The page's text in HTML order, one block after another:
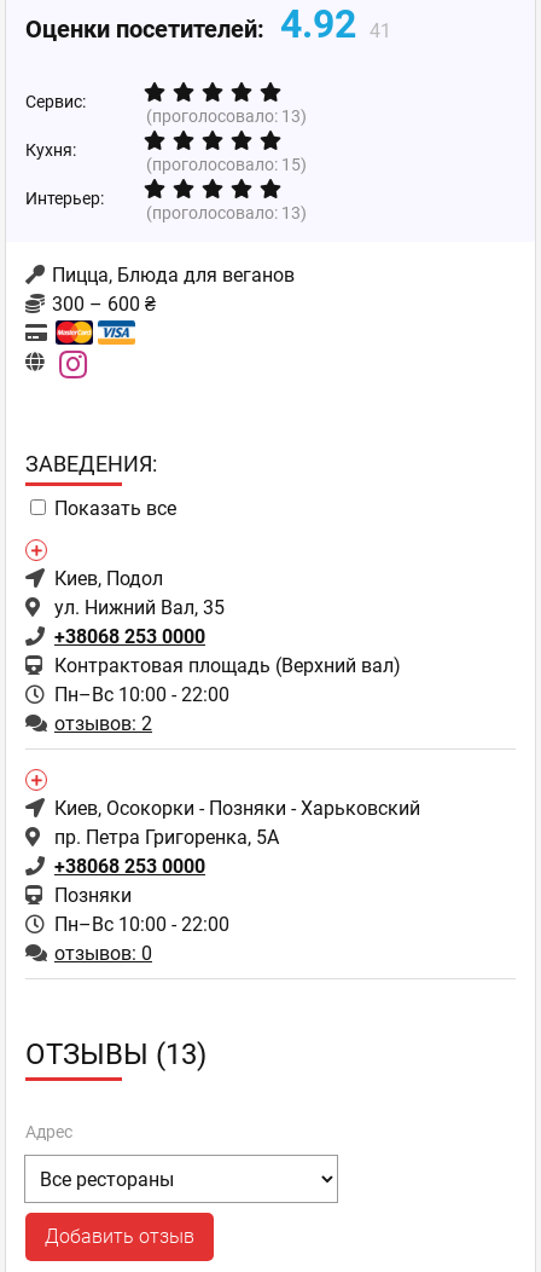
Оценки посетителей: 4.92 41
Сервис:
(проголосовало: 13)
Кухня:
(проголосовало: 15)
Интерьер:
(проголосовало: 13)
Пицца, Блюда для веганов
300 – 600 ₴
ЗAВЕДЕНИЯ:
Показать все
Киев, Подол
ул. Нижний Вал, 35
+38068 253 0000
Контрактовая площадь (Верхний вал)
Пн–Вс 10:00 - 22:00
отзывов: 2
Киев, Осокорки - Позняки - Харьковский
пр. Петра Григоренка, 5А
+38068 253 0000
Позняки
Пн–Вс 10:00 - 22:00
отзывов: 0
ОТЗЫВЫ (13)
Адрес
Добавить отзыв